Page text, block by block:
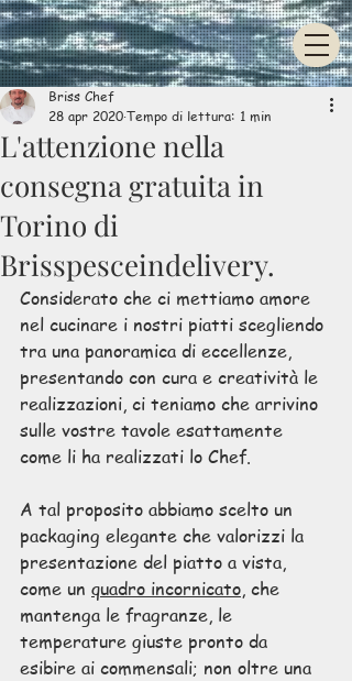
UA-80245115-6
L'attenzione nella
consegna gratuita in
Torino di
Brisspesceindelivery.
Briss Chef
28 apr 2020Tempo di lettura: 1 min
Considerato che ci mettiamo amore
nel cucinare i nostri piatti scegliendo
tra una panoramica di eccellenze,
presentando con cura e creatività le
realizzazioni, ci teniamo che arrivino
sulle vostre tavole esattamente
come li ha realizzati lo Chef.
A tal proposito abbiamo scelto un
packaging elegante che valorizzi la
presentazione del piatto a vista,
come un quadro incornicato, che
mantenga le fragranze, le
temperature giuste pronto da
esibire ai commensali; non oltre una